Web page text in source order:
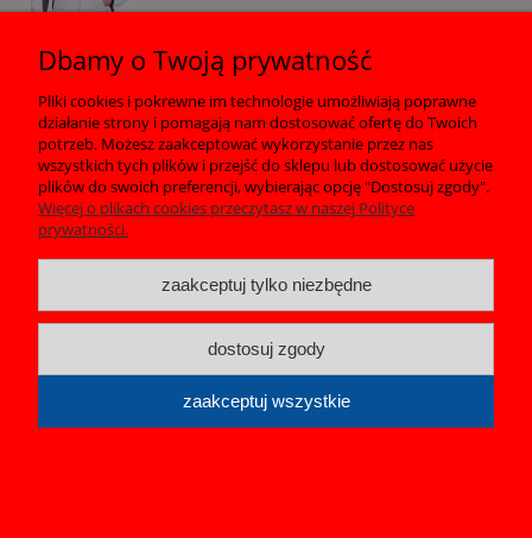
Pomoc
Moje konto
Płatności i dostawa
Informacje
O nas
Dbamy o Twoją prywatność
Pliki cookies i pokrewne im technologie umożliwiają poprawne
działanie strony i pomagają nam dostosować ofertę do Twoich
potrzeb. Możesz zaakceptować wykorzystanie przez nas
wszystkich tych plików i przejść do sklepu lub dostosować użycie
plików do swoich preferencji, wybierając opcję "Dostosuj zgody".
Więcej o plikach cookies przeczytasz w naszej Polityce
prywatności.
zaakceptuj tylko niezbędne
dostosuj zgody
zaakceptuj wszystkie